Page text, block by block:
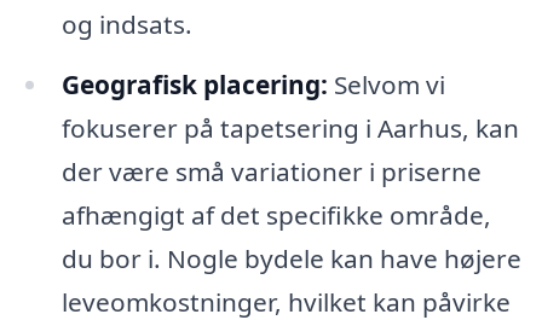
og indsats.
Geografisk placering: Selvom vi
fokuserer på tapetsering i Aarhus, kan
der være små variationer i priserne
afhængigt af det specifikke område,
du bor i. Nogle bydele kan have højere
leveomkostninger, hvilket kan påvirke